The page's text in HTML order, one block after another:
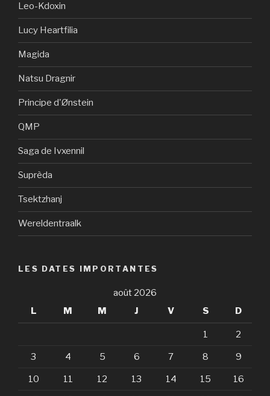
Leo-Kdoxin
Lucy Heartfilia
Magida
Natsu Dragnir
Principe d'Ønstein
QMP
Saga de Ivxennil
Suprèda
Tsektzhanj
Wereldentraalk
LES DATES IMPORTANTES
août 2026
L
M M J V S D
1 2
3 4 5 6 7 8 9
10 11 12 13 14 15 16